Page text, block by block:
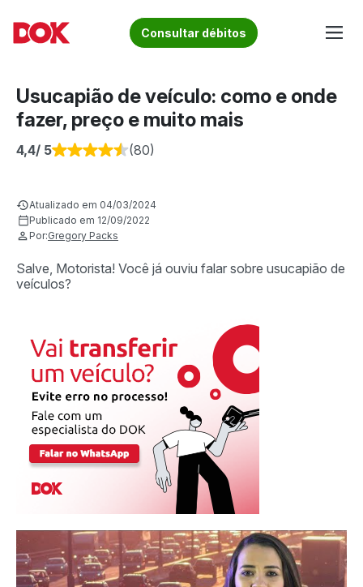
content
Acesse o Blog e conheça todos os nossos artigos | DOK
Fique por dentro de artigos sobre o trânsito brasileiro!
Conheça informações sobre licenciamento, ipva, multas e
Consultar débitos
Usucapião de veículo: como e onde
fazer, preço e muito mais
4,4/ 5 (80)
Atualizado em 04/03/2024
Publicado em 12/09/2022
Por:Gregory Packs
Salve, Motorista! Você já ouviu falar sobre usucapião de
veículos?